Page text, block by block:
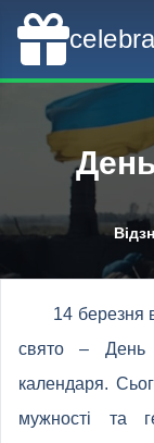
14 березня
свято – День
календаря.
мужності та